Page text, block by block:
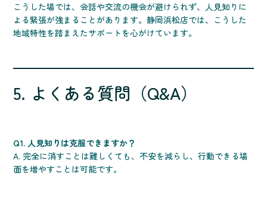
こうした場では、会話や交流の機会が避けられず、人見知りに
よる緊張が強まることがあります。静岡浜松店では、こうした
地域特性を踏まえたサポートを心がけています。
5. よくある質問（Q&A）
Q1. 人見知りは克服できますか？
A. 完全に消すことは難しくても、不安を減らし、行動できる場
面を増やすことは可能です。